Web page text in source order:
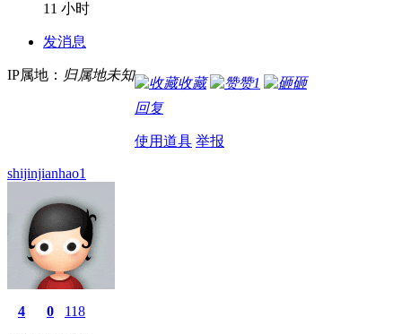
11 小时
发消息
IP属地： 归属地未知
收藏 赞1
砸
回复
使用道具 举报
shijinjianhao1
4 0 118